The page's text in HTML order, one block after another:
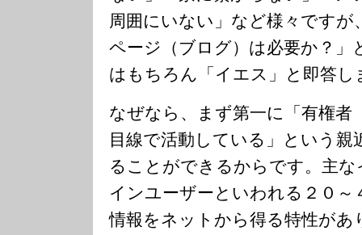
周囲にいない」など様々ですが
ページ（ブログ）は必要か？」
はもちろん「イエス」と即答し
なぜなら、まず第一に「有権者
目線で活動している」という親
ることができるからです。主
インユーザーといわれる２０～
情報をネットから得る特性があ